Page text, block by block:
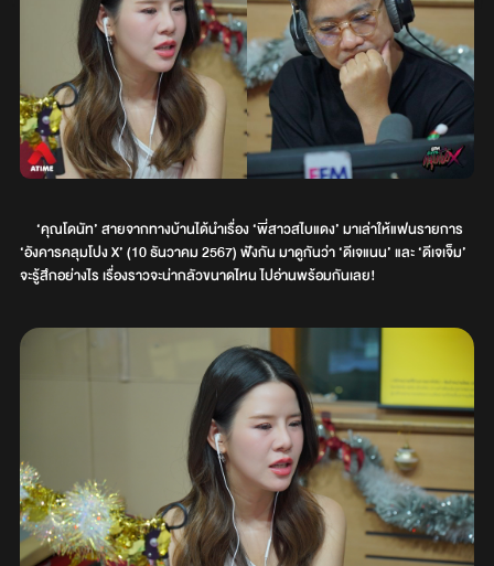
‘คุณโดนัท’ สายจากทางบ้านได้นำเรื่อง ‘พี่สาวสไบแดง’ มาเล่าให้แฟนรายการ
‘อังคารคลุมโปง X’ (10 ธันวาคม 2567) ฟังกัน มาดูกันว่า ‘ดีเจแนน’ และ ‘ดีเจเจ็ม’
จะรู้สึกอย่างไร เรื่องราวจะน่ากลัวขนาดไหน ไปอ่านพร้อมกันเลย!